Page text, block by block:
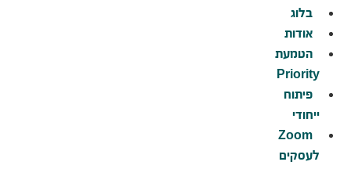
בלוג
אודות
הטמעת
Priority
פיתוח
ייחודי
Zoom
לעסקים